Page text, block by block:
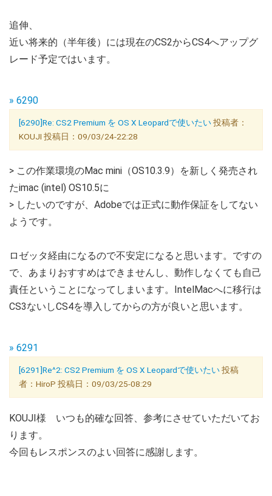
追伸、
近い将来的（半年後）には現在のCS2からCS4へアップグ
レード予定ではいます。
» 6290
[6290]Re: CS2 Premium を OS X Leopardで使いたい投稿者：
KOUJI 投稿日：09/03/24-22:28
> この作業環境のMac mini（OS10.3.9）を新しく発売され
たimac (intel) OS10.5に
> したいのですが、Adobeでは正式に動作保証をしてない
ようです。
ロゼッタ経由になるので不安定になると思います。ですの
で、あまりおすすめはできませんし、動作しなくても自己
責任ということになってしまいます。IntelMacへに移行は
CS3ないしCS4を導入してからの方が良いと思います。
» 6291
[6291]Re^2: CS2 Premium を OS X Leopardで使いたい投稿
者：HiroP 投稿日：09/03/25-08:29
KOUJI様 いつも的確な回答、参考にさせていただいてお
ります。
今回もレスポンスのよい回答に感謝します。